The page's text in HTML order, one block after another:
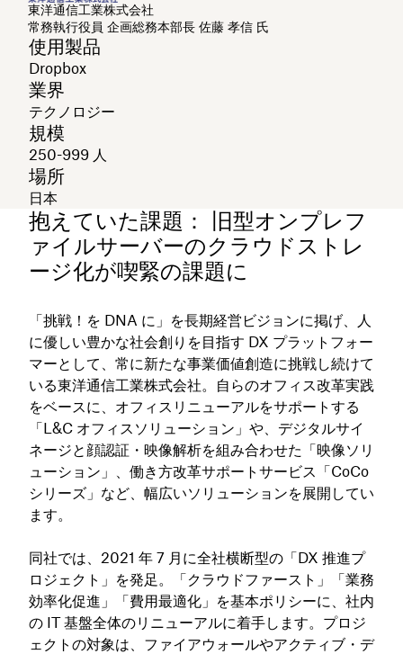
東洋通信工業株式会社
常務執行役員 企画総務本部長 佐藤 孝信 氏
使用製品
Dropbox
業界
テクノロジー
規模
250-999 人
場所
日本
抱えていた課題： 旧型オンプレフ
ァイルサーバーのクラウドストレ
ージ化が喫緊の課題に
「挑戦！を DNA に」を長期経営ビジョンに掲げ、人
に優しい豊かな社会創りを目指す DX プラットフォー
マーとして、常に新たな事業価値創造に挑戦し続けて
いる東洋通信工業株式会社。自らのオフィス改革実践
をベースに、オフィスリニューアルをサポートする
「L&C オフィスソリューション」や、デジタルサイ
ネージと顔認証・映像解析を組み合わせた「映像ソリ
ューション」、働き方改革サポートサービス「CoCo
シリーズ」など、幅広いソリューションを展開してい
ます。
同社では、2021 年 7 月に全社横断型の「DX 推進プ
ロジェクト」を発足。「クラウドファースト」「業務
効率化促進」「費用最適化」を基本ポリシーに、社内
の IT 基盤全体のリニューアルに着手します。プロジ
ェクトの対象は、ファイアウォールやアクティブ・デ